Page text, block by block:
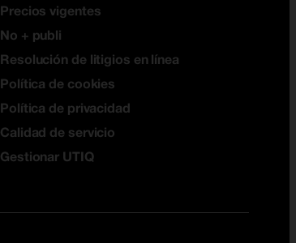
Precios vigentes
No + publi
Resolución de litigios en línea
Política de cookies
Política de privacidad
Calidad de servicio
Gestionar UTIQ